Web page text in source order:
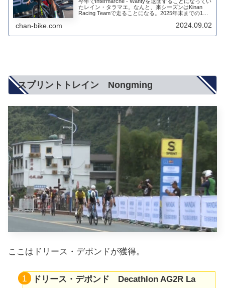
たレイン・タラマエ。なんと、来シーズンはKinan
Racing Teamで走ることになる。2025年末までの1年
chan-bike.com 2024.09.02
スプリントトレイン Nongming
ここはドリース・デポンドが獲得。
ドリース・デポンド Decathlon AG2R La